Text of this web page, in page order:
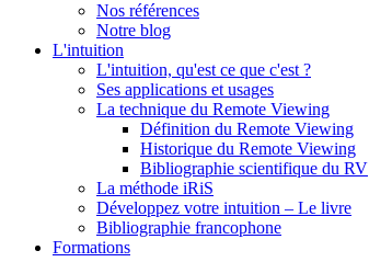
Nos références
Notre blog
L'intuition
L'intuition, qu'est ce que c'est ?
Ses applications et usages
La technique du Remote Viewing
Définition du Remote Viewing
Historique du Remote Viewing
Bibliographie scientifique du RV
La méthode iRiS
Développez votre intuition – Le livre
Bibliographie francophone
Formations